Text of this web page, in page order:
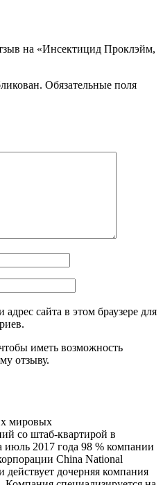
на «Инсектицид Проклэйм,
Обязательные поля
сайта в этом браузере для
иметь возможность
отзыву.
мировых
со штаб-квартирой в
2017 года 98 % компании
China National
дочерняя компания